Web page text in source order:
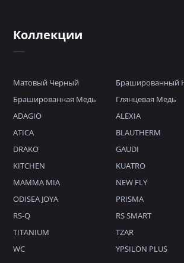
Коллекции
Матовый Черный Брашированный
Брашированная Медь
Глянцевая Медь
ADAGIO
ALEXIA
ATICA
BLAUTHERM
DRAKO
GAUDI
KITCHEN
KUATRO
MAMMA MIA
NEW FLY
ODISEA JOYA
PRISMA
RS-Q
RS SMART
TITANIUM
TZAR
WC
YPSILON PLUS